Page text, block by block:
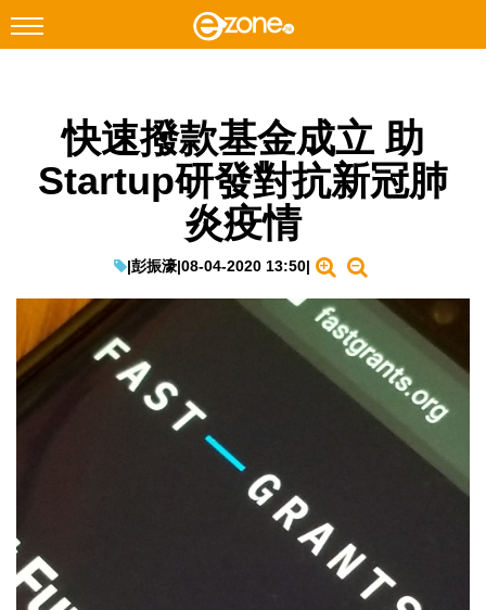
Facebook Instagram
科技焦點
教學評測
EduTech
Enterprise Digital Transformation
快速撥款基金成立 助
Startup研發對抗新冠肺
炎疫情
|彭振濠|08-04-2020 13:50|